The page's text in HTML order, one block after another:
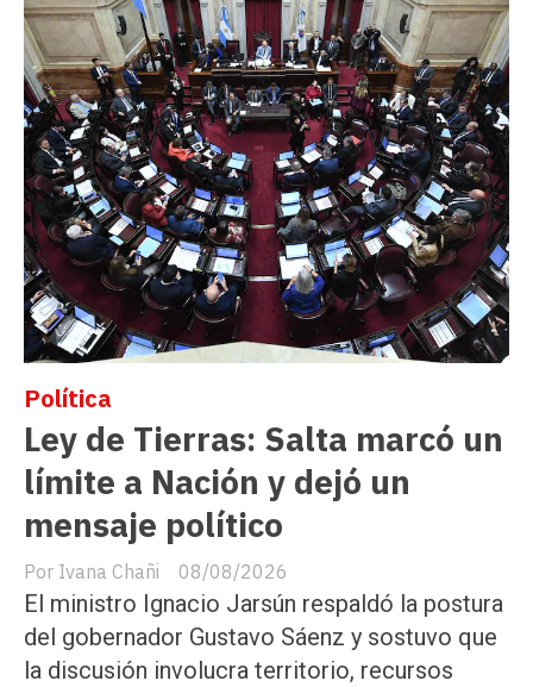
Ley de Tierras: Salta marcó un
límite a Nación y dejó un
mensaje político
Ivana Chañi
Política
08/08/2026
El ministro Ignacio Jarsún respaldó la postura
del gobernador Gustavo Sáenz y sostuvo que
la discusión involucra territorio, recursos